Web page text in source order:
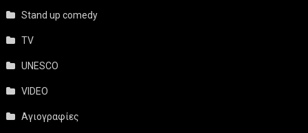
Stand up comedy
TV
UNESCO
VIDEO
Αγιογραφίες